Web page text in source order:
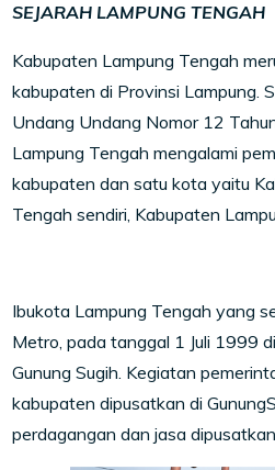
SEJARAH LAMPUNG TENGAH
Kabupaten Lampung Tengah
kabupaten di Provinsi Lampung.
Undang Undang Nomor 12
Lampung Tengah mengalami
kabupaten dan satu kota yaitu
Tengah sendiri, Kabupaten
Ibukota Lampung Tengah yang
Metro, pada tanggal 1 Juli 1999
Gunung Sugih. Kegiatan
kabupaten dipusatkan di
perdagangan dan jasa